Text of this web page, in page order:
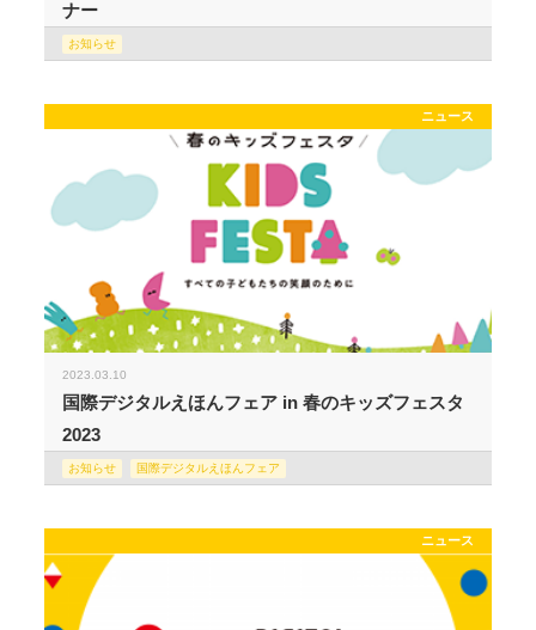
ナー
お知らせ
ニュース
2023.03.10
国際デジタルえほんフェア in 春のキッズフェスタ
2023
お知らせ 国際デジタルえほんフェア
ニュース